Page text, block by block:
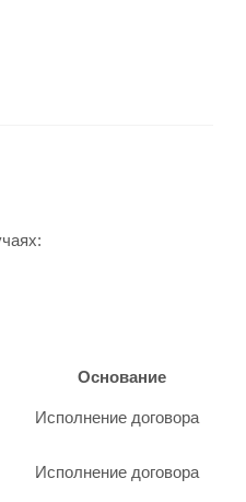
Основание
Исполнение договора
Исполнение договора